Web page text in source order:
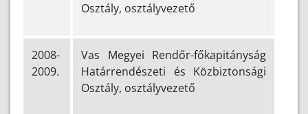
Osztály, osztályvezető
2008-
2009.
Vas Megyei Rendőr-főkapitányság
Határrendészeti és Közbiztonsági
Osztály, osztályvezető